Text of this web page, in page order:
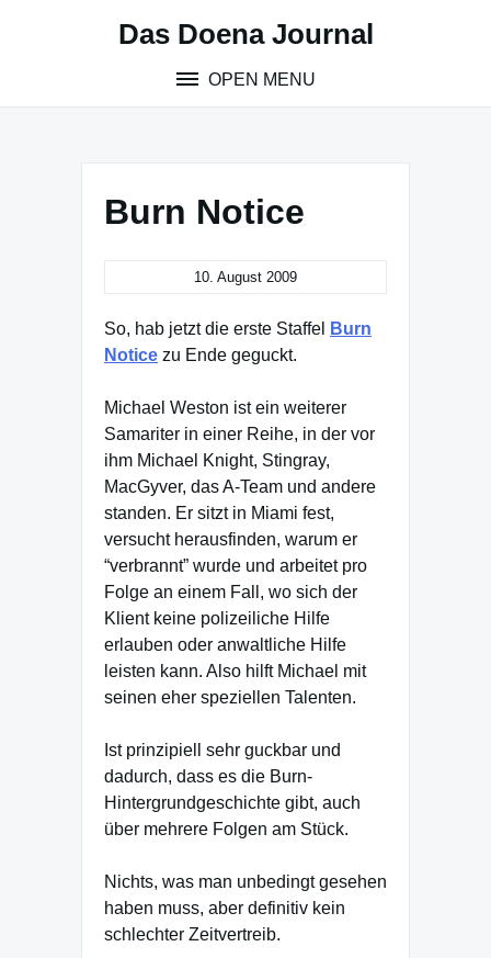
Das Doena Journal
OPEN MENU
Burn Notice
10. August 2009
So, hab jetzt die erste Staffel
Burn
Notice zu Ende geguckt.
Michael Weston ist ein weiterer
Samariter in einer Reihe, in der vor
ihm Michael Knight, Stingray,
MacGyver, das A-Team und andere
standen. Er sitzt in Miami fest,
versucht herausfinden, warum er
“verbrannt” wurde und arbeitet pro
Folge an einem Fall, wo sich der
Klient keine polizeiliche Hilfe
erlauben oder anwaltliche Hilfe
leisten kann. Also hilft Michael mit
seinen eher speziellen Talenten.
Ist prinzipiell sehr guckbar und
dadurch, dass es die Burn-
Hintergrundgeschichte gibt, auch
über mehrere Folgen am Stück.
Nichts, was man unbedingt gesehen
haben muss, aber definitiv kein
schlechter Zeitvertreib.